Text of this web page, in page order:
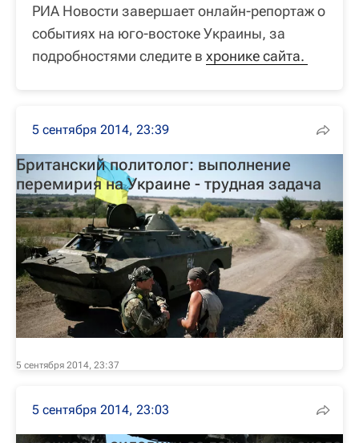
РИА Новости завершает онлайн-репортаж о
событиях на юго-востоке Украины, за
подробностями следите в хронике сайта.
5 сентября 2014, 23:39
5 сентября 2014, 23:37
Британский политолог: выполнение
перемирия на Украине - трудная задача
5 сентября 2014, 23:03